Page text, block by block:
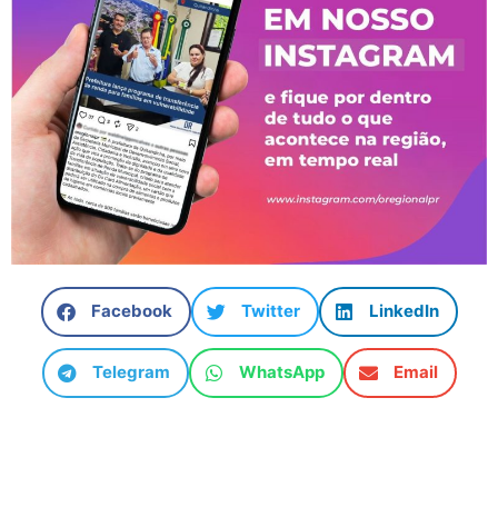
Facebook Twitter LinkedIn
Telegram WhatsApp Email